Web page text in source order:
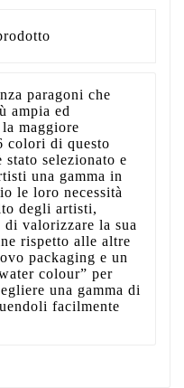
paragoni che
ampia ed
maggiore
colori di questo
selezionato e
una gamma in
le loro necessità
degli artisti,
valorizzare la sua
rispetto alle altre
packaging e un
colour” per
una gamma di
facilmente